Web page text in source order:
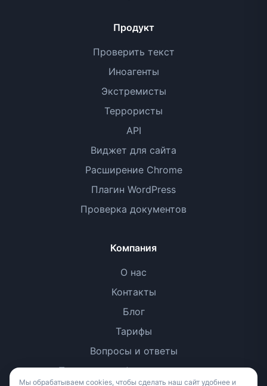
Продукт
Проверить текст
Иноагенты
Экстремисты
Террористы
API
Виджет для сайта
Расширение Chrome
Плагин WordPress
Проверка документов
Компания
О нас
Контакты
Блог
Тарифы
Вопросы и ответы
Политика конфиденциальности
Мы обрабатываем cookies, чтобы сделать наш сайт удобнее и